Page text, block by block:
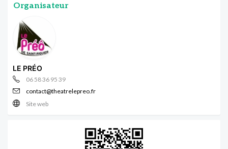
Organisateur
LE PRÉO
06 58 36 95 39
contact@theatrelepreo.fr
Site web